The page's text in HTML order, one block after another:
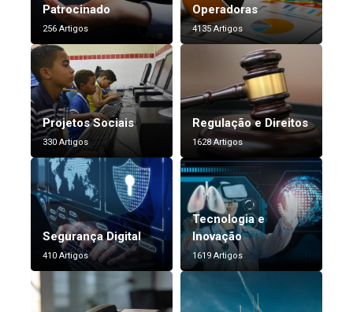
Patrocinado
256 Artigos
Operadoras
4135 Artigos
Projetos Sociais
330 Artigos
Regulação e Direitos
1628 Artigos
Segurança Digital
410 Artigos
Tecnologia e
Inovação
1619 Artigos